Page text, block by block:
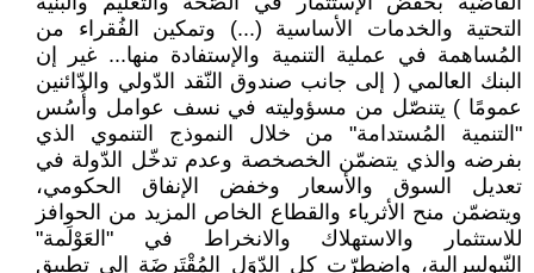
التحتية والخدمات الأساسية (...) وتمكين الفُقراء من
المُساهمة في عملية التنمية والإستفادة منها... غير إن
البنك العالمي ( إلى جانب صندوق النّقد الدّولي والدّائنين
عمومًا ) يتنصّل من مسؤوليته في نسف عوامل وأُسُس
"التنمية المُستدامة" من خلال النموذج التنموي الذي
بفرضه والذي يتضمّن الخصخصة وعدم تدخّل الدّولة في
تعديل السوق والأسعار وخفض الإنفاق الحكومي،
ويتضمّن منح الأثرياء والقطاع الخاص المزيد من الحوافز
للاستثمار والاستهلاك والانخراط في "العَوْلَمة"
النّيوليبرالية، واضطرّت كل الدّوَل المُقْتَرِضَة إلى تطبيق